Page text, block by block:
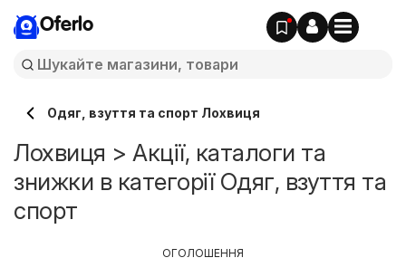
Oferlo
Одяг, взуття та спорт Лохвиця
Лохвиця > Акції, каталоги та
знижки в категорії Одяг, взуття та
спорт
ОГОЛОШЕННЯ